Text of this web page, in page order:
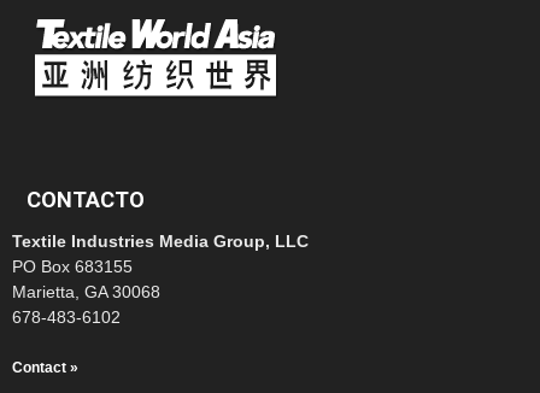
CONTACTO
Textile Industries Media Group, LLC
PO Box 683155
Marietta, GA 30068
678-483-6102
Contact »